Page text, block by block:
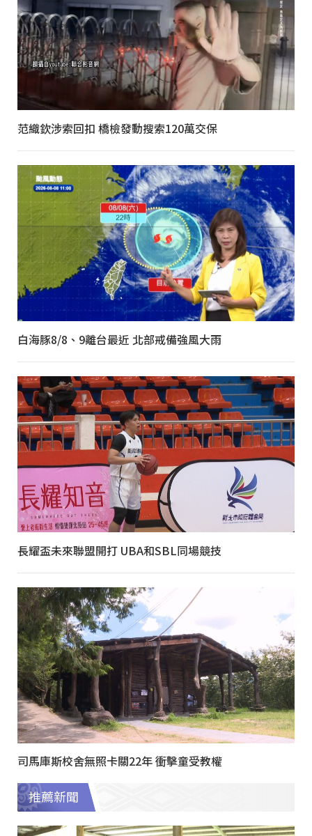
范織欽涉索回扣 橋檢發動搜索120萬交保
白海豚8/8、9離台最近 北部戒備強風大雨
長耀盃未來聯盟開打 UBA和SBL同場競技
司馬庫斯校舍無照卡關22年 衝擊童受教權
推薦新聞